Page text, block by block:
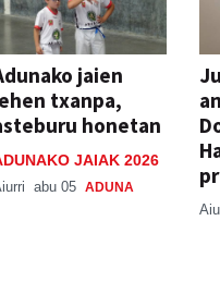
jaien
txanpa,
honetan
JAIAK 2026
abu 05 ADUNA